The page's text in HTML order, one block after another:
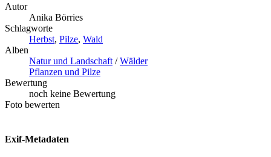
Autor
Anika Börries
Schlagworte
Herbst, Pilze, Wald
Alben
Natur und Landschaft /Wälder
Pflanzen und Pilze
Bewertung
noch keine Bewertung
Foto bewerten
Exif-Metadaten